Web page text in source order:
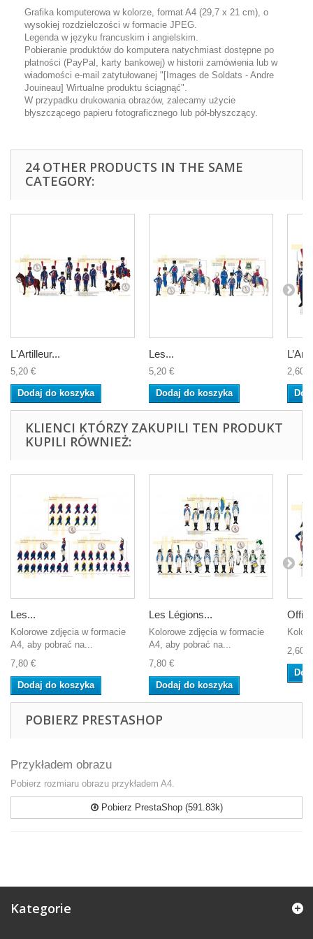
Grafika komputerowa w kolorze, format A4 (29,7 x 21 cm), o
wysokiej rozdzielczości w formacie JPEG.
Legenda w języku francuskim i angielskim.
Pobieranie produktów do komputera natychmiast dostępne po
płatności (PayPal, karty bankowej) w historii zamówienia lub w
wiadomości e-mail zatytułowanej "[Images de Soldats - Andre
Jouineau] Wirtualne produktu ściągnąć".
W przypadku drukowania obrazów, zalecamy użycie
błyszczącego papieru fotograficznego lub pół-błyszczący.
24 OTHER PRODUCTS IN THE SAME
CATEGORY:
L'Artilleur...
5,20 €
Dodaj do koszyka
Les...
5,20 €
Dodaj do koszyka
2,60 €
KLIENCI KTÓRZY ZAKUPILI TEN PRODUKT
KUPILI RÓWNIEŻ:
Les...
Kolorowe zdjęcia w formacie
A4, aby pobrać na...
7,80 €
Dodaj do koszyka
Les Légions...
Kolorowe zdjęcia w formacie
A4, aby pobrać na...
7,80 €
Dodaj do koszyka
Kolor
2,60 €
POBIERZ PRESTASHOP
Przykładem obrazu
Pobierz rozmiaru obrazu przykładem A4.
Pobierz PrestaShop (591.83k)
Kategorie